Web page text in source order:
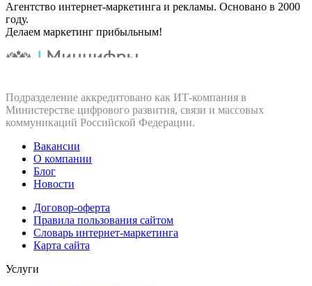
Агентство интернет-маркетинга и рекламы. Основано в 2000
году.
Делаем маркетинг прибыльным!
Подразделение аккредитовано как ИТ‑компания в
Министерстве цифрового развития, связи и массовых
коммуникаций Российской Федерации.
Вакансии
О компании
Блог
Новости
Договор-оферта
Правила пользования сайтом
Словарь интернет-маркетинга
Карта сайта
Услуги